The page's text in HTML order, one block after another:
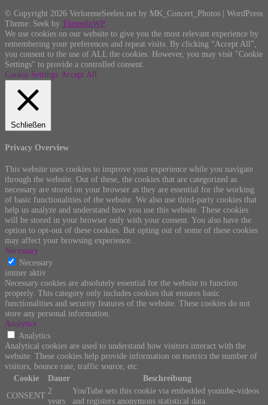
© Copyright 2026 VerloreneSeelen.net by MK_Concert_Photos | WordPress
Theme: Seek by ThemeInWP
We use cookies on our website to give you the most relevant experience by
remembering your preferences and repeat visits. By clicking “Accept All”,
you consent to the use of ALL the cookies. However, you may visit "Cookie
Settings" to provide a controlled consent.
Cookie Settings Accept All
Schließen
Privacy Overview
This website uses cookies to improve your experience while you navigate
through the website. Out of these, the cookies that are categorized as
necessary are stored on your browser as they are essential for the working
of basic functionalities of the website. We also use third-party cookies that
help us analyze and understand how you use this website. These cookies
will be stored in your browser only with your consent. You also have the
option to opt-out of these cookies. But opting out of some of these cookies
may affect your browsing experience.
Necessary
Necessary
immer aktiv
Necessary cookies are absolutely essential for the website to function
properly. This category only includes cookies that ensures basic
functionalities and security features of the website. These cookies do not
store any personal information.
Analytics
Analytics
Analytical cookies are used to understand how visitors interact with the
website. These cookies help provide information on metrics the number of
visitors, bounce rate, traffic source, etc.
Cookie
Dauer
Beschreibung
CONSENT 2
years
YouTube sets this cookie via embedded youtube-videos
and registers anonymous statistical data.